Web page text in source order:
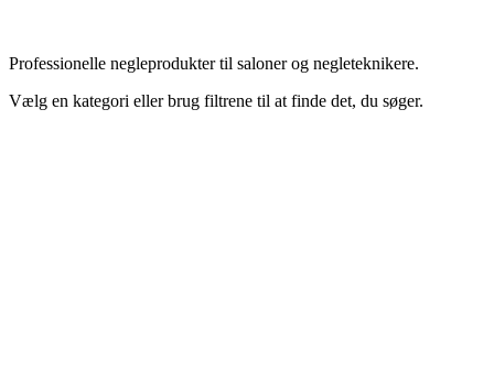
Professionelle negleprodukter til saloner og negleteknikere.
Vælg en kategori eller brug filtrene til at finde det, du søger.